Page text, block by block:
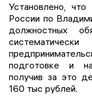
Установлено,
России по
должностных
подготовке и
получив за это
160 тыс рублей.